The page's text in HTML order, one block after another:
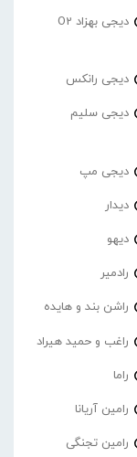
دیجی بهزاد O2
دیجی رانکس
دیجی سلیم
دیجی مپ
دیدار
دیهو
رادمیر
راشن بند و هایده
راغب و حمید هیراد
راما
رامین آریانا
رامین تجنگی